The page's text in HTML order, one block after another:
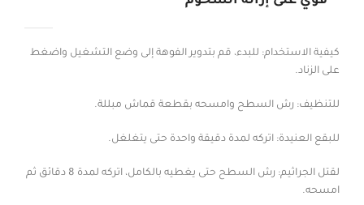
كيفية الاستخدام: للبدء، قم بتدوير الفوهة إلى وضع التشغيل واضغط
على الزناد.
للتنظيف: رش السطح وامسحه بقطعة قماش مبللة.
للبقع العنيدة: اتركه لمدة دقيقة واحدة حتى يتغلغل.
لقتل الجراثيم: رش السطح حتى يغطيه بالكامل، اتركه لمدة 8 دقائق ثم
امسحه.